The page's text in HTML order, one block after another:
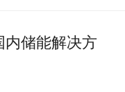
储能解决方